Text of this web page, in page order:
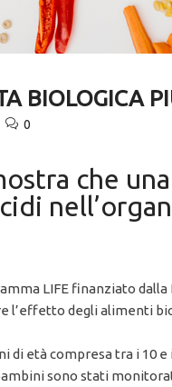
BIOLOGICA
0
che
LIFE finanziato
l’effetto degli alimenti
di età compresa tra i 10
sono stati